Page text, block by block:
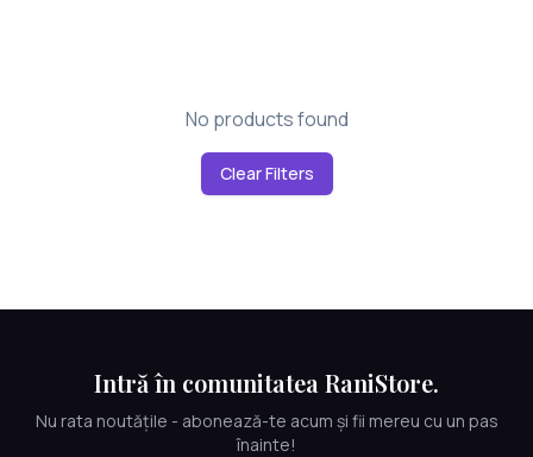
No products found
Clear Filters
Intră în comunitatea RaniStore.
Nu rata noutățile - abonează-te acum și fii mereu cu un pas
înainte!